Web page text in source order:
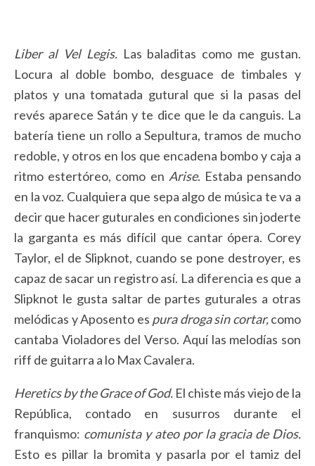
Liber al Vel Legis.Las baladitas como me gustan.
Locura al doble bombo, desguace de timbales y
platos y una tomatada gutural que si la pasas del
revés aparece Satán y te dice que le da canguis. La
batería tiene un rollo a Sepultura, tramos de mucho
redoble, y otros en los que encadena bombo y caja a
ritmo estertóreo, como en Arise. Estaba pensando
en la voz. Cualquiera que sepa algo de música te va a
decir que hacer guturales en condiciones sin joderte
la garganta es más difícil que cantar ópera. Corey
Taylor, el de Slipknot, cuando se pone destroyer, es
capaz de sacar un registro así. La diferencia es que a
Slipknot le gusta saltar de partes guturales a otras
melódicas y Aposento es pura droga sin cortar,como
cantaba Violadores del Verso. Aquí las melodías son
riff de guitarra a lo Max Cavalera.
Heretics by the Grace of God. El chiste más viejo de la
República, contado en susurros durante el
franquismo: comunista y ateo por la gracia de Dios.
Esto es pillar la bromita y pasarla por el tamiz del